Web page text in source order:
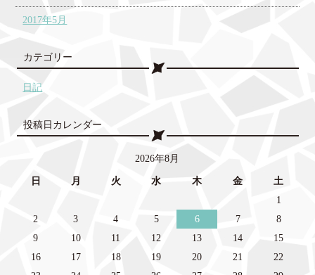
2017年5月
カテゴリー
日記
投稿日カレンダー
2026年8月
日 月 火 水 木 金
土
1
2
3 4 5 6 7
8
9
10 11 12 13 14
15
16
17 18 19 20 21
22